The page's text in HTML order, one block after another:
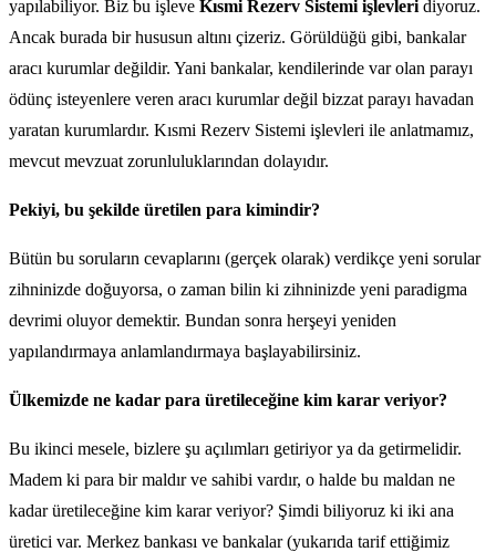
yapılabiliyor. Biz bu işleve Kısmi Rezerv Sistemi işlevleri diyoruz.
Ancak burada bir hususun altını çizeriz. Görüldüğü gibi, bankalar
aracı kurumlar değildir. Yani bankalar, kendilerinde var olan parayı
ödünç isteyenlere veren aracı kurumlar değil bizzat parayı havadan
yaratan kurumlardır. Kısmi Rezerv Sistemi işlevleri ile anlatmamız,
mevcut mevzuat zorunluluklarından dolayıdır.
Pekiyi, bu şekilde üretilen para kimindir?
Bütün bu soruların cevaplarını (gerçek olarak) verdikçe yeni sorular
zihninizde doğuyorsa, o zaman bilin ki zihninizde yeni paradigma
devrimi oluyor demektir. Bundan sonra herşeyi yeniden
yapılandırmaya anlamlandırmaya başlayabilirsiniz.
Ülkemizde ne kadar para üretileceğine kim karar veriyor?
Bu ikinci mesele, bizlere şu açılımları getiriyor ya da getirmelidir.
Madem ki para bir maldır ve sahibi vardır, o halde bu maldan ne
kadar üretileceğine kim karar veriyor? Şimdi biliyoruz ki iki ana
üretici var. Merkez bankası ve bankalar (yukarıda tarif ettiğimiz